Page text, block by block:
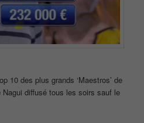
10 des plus grands ‘Maestros’ de
Nagui diffusé tous les soirs sauf le